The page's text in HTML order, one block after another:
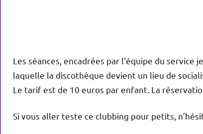
Les séances, encadrées par l’équipe du
laquelle la discothèque devient un lieu de
Le tarif est de 10 euros par enfant. La
Si vous aller teste ce clubbing pour petits,